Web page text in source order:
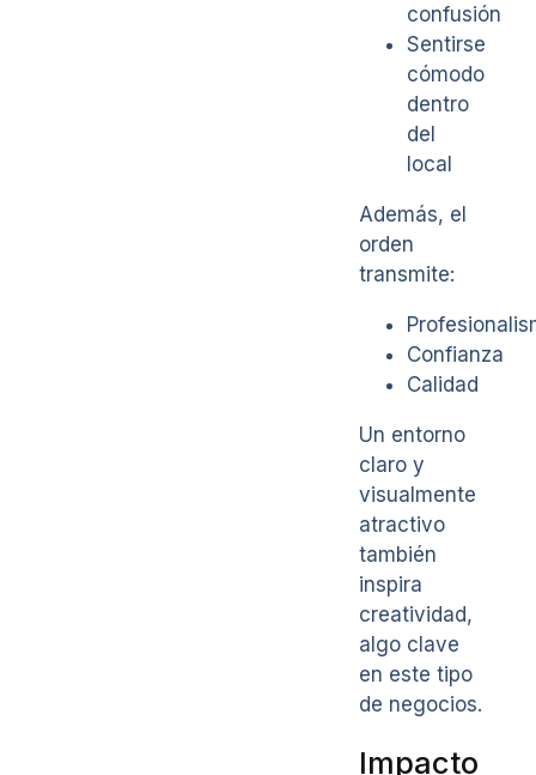
confusión
Sentirse
cómodo
dentro
del
local
Además, el
orden
transmite:
Confianza
Calidad
Un entorno
claro y
visualmente
atractivo
también
inspira
creatividad,
algo clave
en este tipo
de negocios.
Impacto